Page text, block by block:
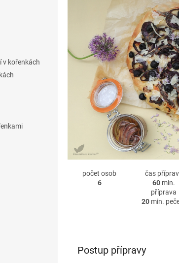
v kořenkách
počet osob
6
čas
60min.
příprava
20 min.
Postup přípravy